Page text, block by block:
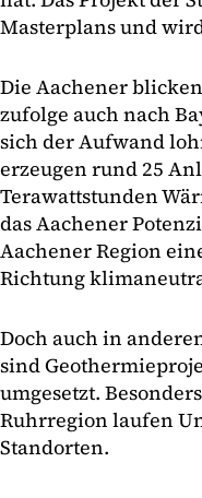
Masterplans und
Die Aachener
zufolge auch nach
sich der Aufwand
erzeugen rund 25
Terawattstunden
das Aachener
Aachener Region
Richtung
Doch auch in
sind
umgesetzt.
Ruhrregion laufen
Standorten.